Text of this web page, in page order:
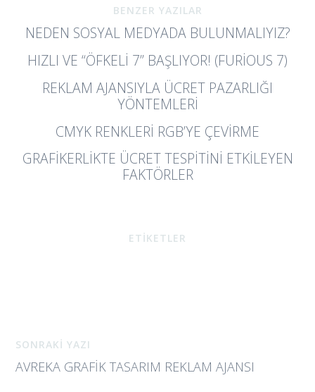
BENZER YAZILAR
NEDEN SOSYAL MEDYADA BULUNMALIYIZ?
HIZLI VE “ÖFKELİ 7” BAŞLIYOR! (FURIOUS 7)
REKLAM AJANSIYLA ÜCRET PAZARLIĞI
YÖNTEMLERI
CMYK RENKLERI RGB’YE ÇEVIRME
GRAFIKERLIKTE ÜCRET TESPITINI ETKILEYEN
FAKTÖRLER
ETİKETLER
SONRAKİ YAZI
AVREKA GRAFIK TASARIM REKLAM AJANSI